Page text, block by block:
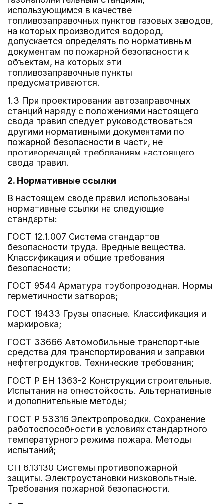
использующимся в качестве
топливозаправочных пунктов газовых заводов,
на которых производится водород,
допускается определять по нормативным
документам по пожарной безопасности к
объектам, на которых эти
топливозаправочные пункты
предусматриваются.
1.3 При проектировании автозаправочных
станций наряду с положениями настоящего
свода правил следует руководствоваться
другими нормативными документами по
пожарной безопасности в части, не
противоречащей требованиям настоящего
свода правил.
2. Нормативные ссылки
В настоящем своде правил использованы
нормативные ссылки на следующие
стандарты:
ГОСТ 12.1.007 Система стандартов
безопасности труда. Вредные вещества.
Классификация и общие требования
безопасности;
ГОСТ 9544 Арматура трубопроводная. Нормы
герметичности затворов;
ГОСТ 19433 Грузы опасные. Классификация и
маркировка;
ГОСТ 33666 Автомобильные транспортные
средства для транспортирования и заправки
нефтепродуктов. Технические требования;
ГОСТ Р ЕН 1363-2 Конструкции строительные.
Испытания на огнестойкость. Альтернативные
и дополнительные методы;
ГОСТ Р 53316 Электропроводки. Сохранение
работоспособности в условиях стандартного
температурного режима пожара. Методы
испытаний;
СП 6.13130 Системы противопожарной
защиты. Электроустановки низковольтные.
Требования пожарной безопасности.